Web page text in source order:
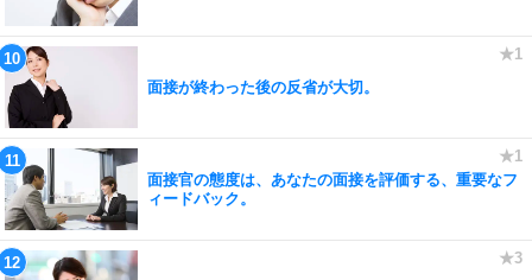
面接が終わった後の反省が大切。
面接官の態度は、あなたの面接を評価する、重要なフ
ィードバック。